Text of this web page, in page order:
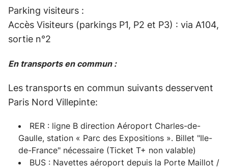
Parking visiteurs :
Accès Visiteurs (parkings P1, P2 et P3) : via A104,
sortie n°2
En transports en commun :
Les transports en commun suivants desservent
Paris Nord Villepinte:
RER : ligne B direction Aéroport Charles-de-
Gaulle, station « Parc des Expositions ». Billet "Ile-
de-France" nécessaire (Ticket T+ non valable)
BUS : Navettes aéroport depuis la Porte Maillot /